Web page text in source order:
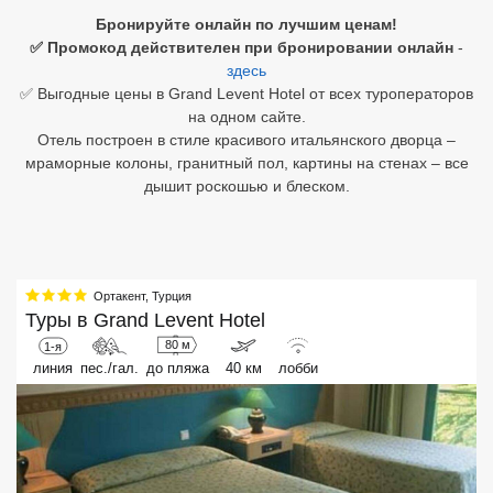
Бронируйте онлайн по лучшим ценам!
✅ Промокод действителен при бронировании онлайн -
здесь
✅ Выгодные цены в Grand Levent Hotel от всех туроператоров
на одном сайте.
Отель построен в стиле красивого итальянского дворца –
мраморные колоны, гранитный пол, картины на стенах – все
дышит роскошью и блеском.
Ортакент, Турция
Туры в Grand Levent Hotel
1-я
линия пес./гал.
80 м
до пляжа 40 км лобби
Египет
Куба
Бали
Северный Гоа
Южный Гоа
Занзибар
Абхазия
Большой Сочи